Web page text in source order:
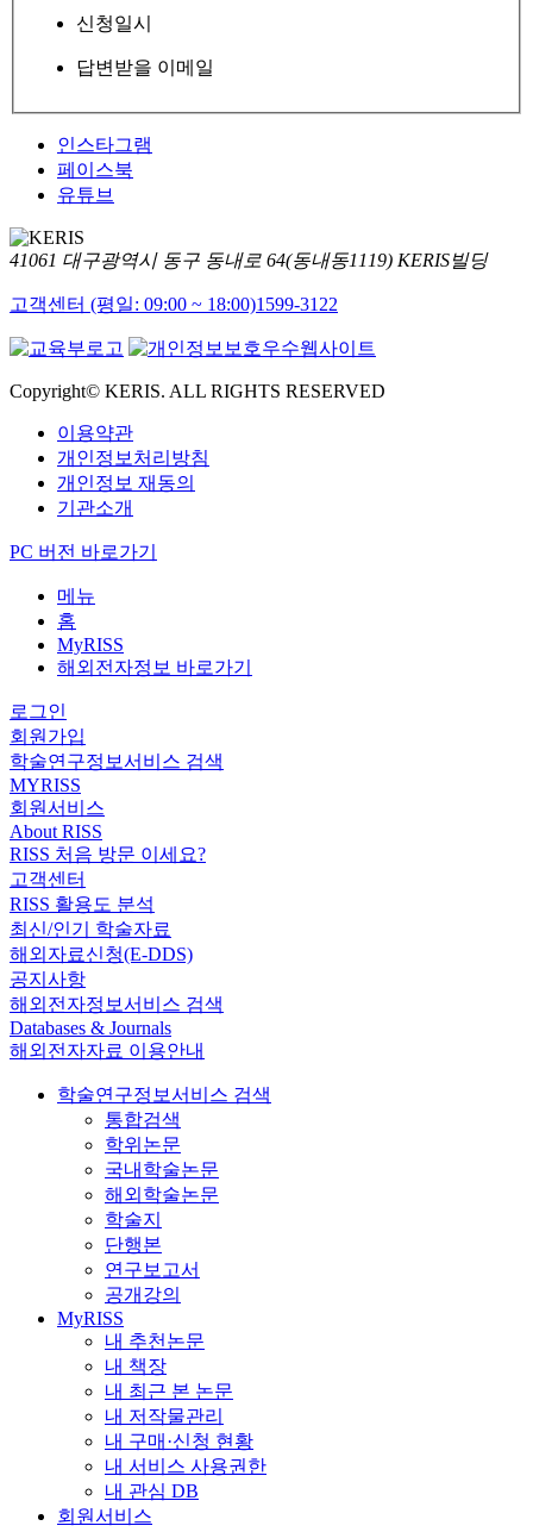
신청일시
답변받을 이메일
인스타그램
페이스북
유튜브
41061 대구광역시 동구 동내로 64(동내동1119) KERIS빌딩
고객센터 (평일: 09:00 ~ 18:00)1599-3122
Copyright© KERIS. ALL RIGHTS RESERVED
이용약관
개인정보처리방침
개인정보 재동의
기관소개
PC 버전 바로가기
메뉴
홈
MyRISS
해외전자정보 바로가기
로그인
회원가입
학술연구정보서비스 검색
MYRISS
회원서비스
About RISS
RISS 처음 방문 이세요?
고객센터
RISS 활용도 분석
최신/인기 학술자료
해외자료신청(E-DDS)
공지사항
해외전자정보서비스 검색
Databases & Journals
해외전자자료 이용안내
학술연구정보서비스 검색
통합검색
학위논문
국내학술논문
해외학술논문
학술지
단행본
연구보고서
공개강의
MyRISS
내 추천논문
내 책장
내 최근 본 논문
내 저작물관리
내 구매·신청 현황
내 서비스 사용권한
내 관심 DB
회원서비스